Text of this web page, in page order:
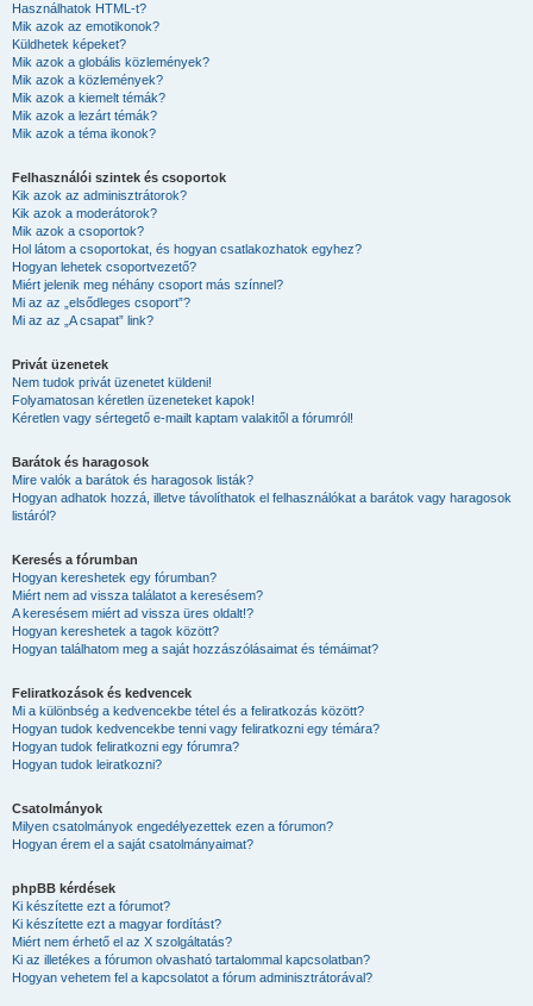
Használhatok HTML-t?
Mik azok az emotikonok?
Küldhetek képeket?
Mik azok a globális közlemények?
Mik azok a közlemények?
Mik azok a kiemelt témák?
Mik azok a lezárt témák?
Mik azok a téma ikonok?
Felhasználói szintek és csoportok
Kik azok az adminisztrátorok?
Kik azok a moderátorok?
Mik azok a csoportok?
Hol látom a csoportokat, és hogyan csatlakozhatok egyhez?
Hogyan lehetek csoportvezető?
Miért jelenik meg néhány csoport más színnel?
Mi az az „elsődleges csoport”?
Mi az az „A csapat” link?
Privát üzenetek
Nem tudok privát üzenetet küldeni!
Folyamatosan kéretlen üzeneteket kapok!
Kéretlen vagy sértegető e-mailt kaptam valakitől a fórumról!
Barátok és haragosok
Mire valók a barátok és haragosok listák?
Hogyan adhatok hozzá, illetve távolíthatok el felhasználókat a barátok vagy haragosok
listáról?
Keresés a fórumban
Hogyan kereshetek egy fórumban?
Miért nem ad vissza találatot a keresésem?
A keresésem miért ad vissza üres oldalt!?
Hogyan kereshetek a tagok között?
Hogyan találhatom meg a saját hozzászólásaimat és témáimat?
Feliratkozások és kedvencek
Mi a különbség a kedvencekbe tétel és a feliratkozás között?
Hogyan tudok kedvencekbe tenni vagy feliratkozni egy témára?
Hogyan tudok feliratkozni egy fórumra?
Hogyan tudok leiratkozni?
Csatolmányok
Milyen csatolmányok engedélyezettek ezen a fórumon?
Hogyan érem el a saját csatolmányaimat?
phpBB kérdések
Ki készítette ezt a fórumot?
Ki készítette ezt a magyar fordítást?
Miért nem érhető el az X szolgáltatás?
Ki az illetékes a fórumon olvasható tartalommal kapcsolatban?
Hogyan vehetem fel a kapcsolatot a fórum adminisztrátorával?